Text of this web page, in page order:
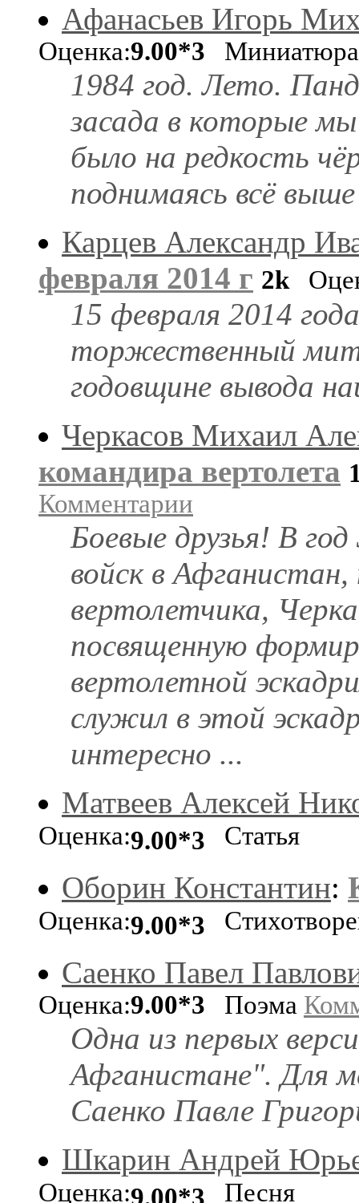
Афанасьев Игорь
Оценка:9.00*3
1984 год. Лето.
засада в которые
было на редкость
поднимаясь всё
Карцев Александр
февраля 2014 г 2k
15 февраля 2014
торжественный
годовщине вывода
Черкасов Михаил
командира вертолета
Комментарии
Боевые друзья! В
войск в Афганистан,
вертолетчика,
посвященную
вертолетной
служил в этой
интересно ...
Матвеев Алексей
Оценка:9.00*3
Статья
Оборин Константин:
Оценка:9.00*3
Саенко Павел
Оценка:9.00*3 Поэма
Одна из первых
Афганистане". Для
Саенко Павле
Шкарин Андрей
Оценка:
Песня